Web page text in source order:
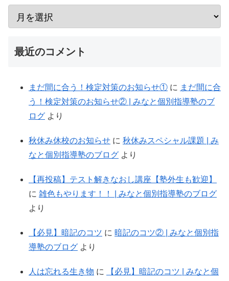
最近のコメント
まだ間に合う！検定対策のお知らせ① に まだ間に合
う！検定対策のお知らせ② | みなと個別指導塾のブ
ログ より
秋休み休校のお知らせ に 秋休みスペシャル課題 | み
なと個別指導塾のブログ より
【再投稿】テスト解きなおし講座【塾外生も歓迎】
に 雑色もやります！！ | みなと個別指導塾のブログ
より
【必見】暗記のコツ に 暗記のコツ② | みなと個別指
導塾のブログ より
人は忘れる生き物 に 【必見】暗記のコツ | みなと個